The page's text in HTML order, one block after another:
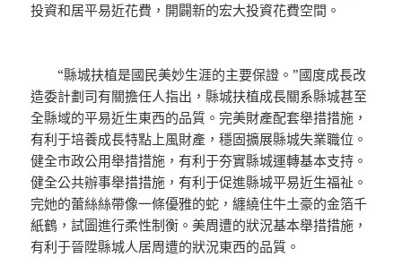
投資和居平易近花費，開闢新的宏大投資花費空間。
“縣城扶植是國民美妙生涯的主要保證。”國度成長改
造委計劃司有關擔任人指出，縣城扶植成長關系縣城甚至
全縣域的平易近生東西的品質。完美財產配套舉措措施，
有利于培養成長特點上風財產，穩固擴展縣城失業職位。
健全市政公用舉措措施，有利于夯實縣城運轉基本支持。
健全公共辦事舉措措施，有利于促進縣城平易近生福祉。
完她的蕾絲絲帶像一條優雅的蛇，纏繞住牛土豪的金箔千
紙鶴，試圖進行柔性制衡。美周遭的狀況基本舉措措施，
有利于晉陞縣城人居周遭的狀況東西的品質。